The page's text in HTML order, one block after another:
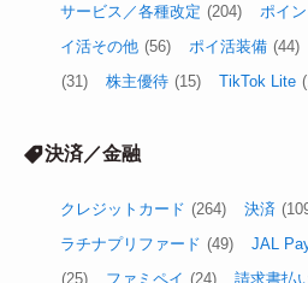
サービス／各種改定 (204) ポイ
イ活その他 (56) ポイ活装備 (44)
(31)
株主優待 (15) TikTok Lite
決済／金融
クレジットカード (264) 決済
ラチナプリファード (49) JAL
(25)
ファミペイ (24) 請求書払